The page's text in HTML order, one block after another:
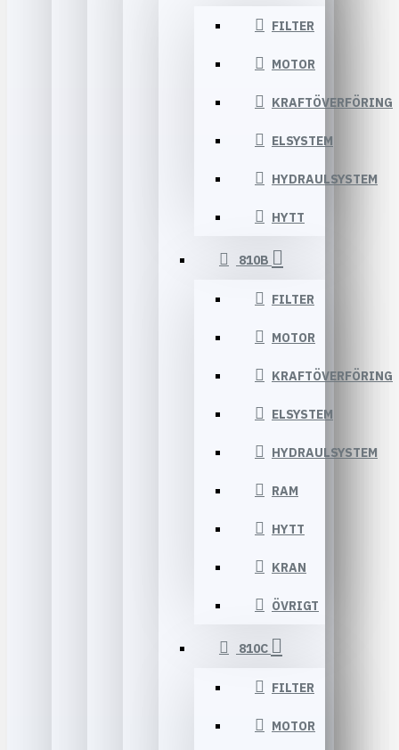
FILTER
MOTOR
KRAFTÖVERFÖRING
ELSYSTEM
HYDRAULSYSTEM
HYTT
810B
FILTER
MOTOR
KRAFTÖVERFÖRING
ELSYSTEM
HYDRAULSYSTEM
RAM
HYTT
KRAN
ÖVRIGT
810C
FILTER
MOTOR